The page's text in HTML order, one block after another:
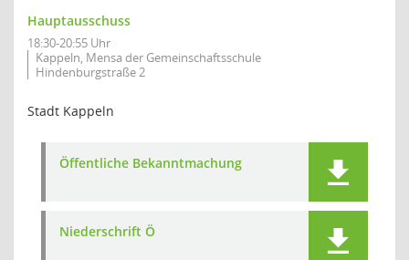
Hauptausschuss
18:30-20:55 Uhr
Kappeln, Mensa der Gemeinschaftsschule
Hindenburgstraße 2
Stadt Kappeln
Öffentliche Bekanntmachung
Niederschrift Ö